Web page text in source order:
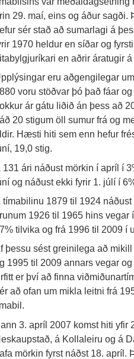
29. maí, eins og áður sagði.
sér stað að sumarlagi á
1970 heldur en síðar og
en aðrir áratugir
eru aðgengilegar
voru stöðvar þó það fáar
ár gátu liðið án þess að
20 stigum öll sumur frá og
Hæsti hiti sem enn hefur
19,0 stig.
131 ári náðust mörkin í apríl í
og náðust ekki fyrir 1. júlí í
tímabilinu 1879 til 1924
1926 til 1965 hins vegar
tilvika og frá 1996 til 2009 í
þessu sést greinilega að
1995 til 2009 annars vegar
er því að finna
að ofan um mikla leitni frá
3. apríl 2007 komst hiti yfir
á Kollaleiru og á
mörkin fyrst náðst 18. apríl.